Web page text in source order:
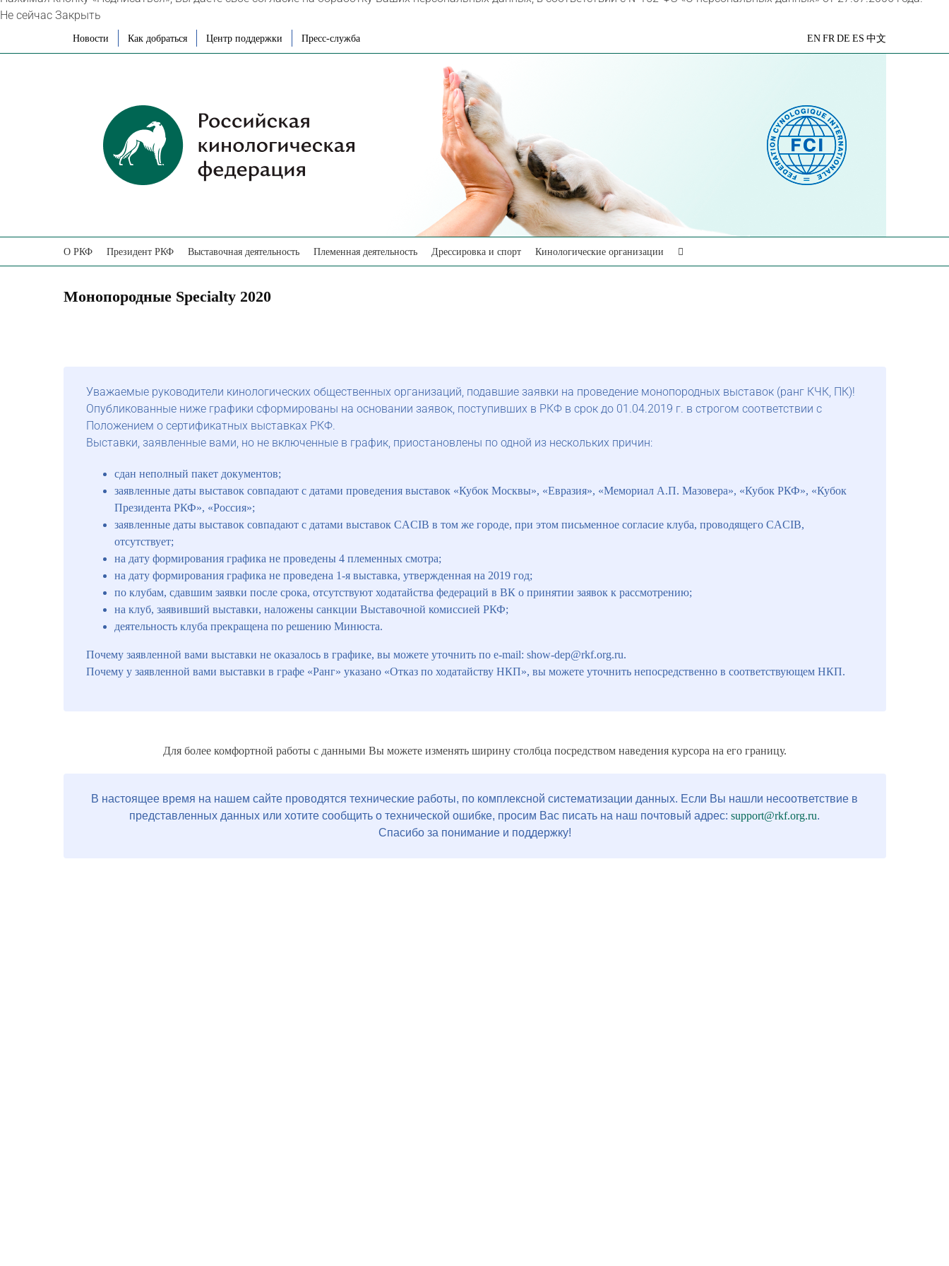
Не сейчас Закрыть
Новости Как добраться Центр поддержки Пресс-служба
Яндекс
EN FR DE ES 中文
О РКФ Президент РКФ Выставочная деятельность Племенная деятельность Дрессировка и спорт Кинологические организации
Монопородные Specialty 2020
Уважаемые руководители кинологических общественных организаций, подавшие заявки на проведение монопородных выставок (ранг КЧК, ПК)!
Опубликованные ниже графики сформированы на основании заявок, поступивших в РКФ в срок до 01.04.2019 г. в строгом соответствии с
Положением о сертификатных выставках РКФ.
Выставки, заявленные вами, но не включенные в график, приостановлены по одной из нескольких причин:
сдан неполный пакет документов;
заявленные даты выставок совпадают с датами проведения выставок «Кубок Москвы», «Евразия», «Мемориал А.П. Мазовера», «Кубок РКФ», «Кубок
Президента РКФ», «Россия»;
заявленные даты выставок совпадают с датами выставок CACIB в том же городе, при этом письменное согласие клуба, проводящего CACIB,
отсутствует;
на дату формирования графика не проведены 4 племенных смотра;
на дату формирования графика не проведена 1-я выставка, утвержденная на 2019 год;
по клубам, сдавшим заявки после срока, отсутствуют ходатайства федераций в ВК о принятии заявок к рассмотрению;
на клуб, заявивший выставки, наложены санкции Выставочной комиссией РКФ;
деятельность клуба прекращена по решению Минюста.
Почему заявленной вами выставки не оказалось в графике, вы можете уточнить по e-mail: show-dep@rkf.org.ru.
Почему у заявленной вами выставки в графе «Ранг» указано «Отказ по ходатайству НКП», вы можете уточнить непосредственно в соответствующем НКП.
Для более комфортной работы с данными Вы можете изменять ширину столбца посредством наведения курсора на его границу.
В настоящее время на нашем сайте проводятся технические работы, по комплексной систематизации данных. Если Вы нашли несоответствие в
представленных данных или хотите сообщить о технической ошибке, просим Вас писать на наш почтовый адрес: support@rkf.org.ru.
Спасибо за понимание и поддержку!